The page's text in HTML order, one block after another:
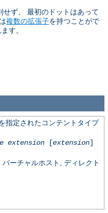
せず、 最初のドットはあって
複数の拡張子を持つことがで
す。
指定されたコンテントタイプ
extension[extension]
ーチャルホスト, ディレクト